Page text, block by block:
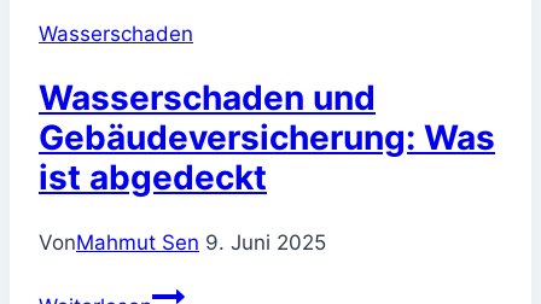
Wasserschaden
Wasserschaden und
Gebäudeversicherung: Was
ist abgedeckt
VonMahmut Sen 9. Juni 2025
Wasserschaden